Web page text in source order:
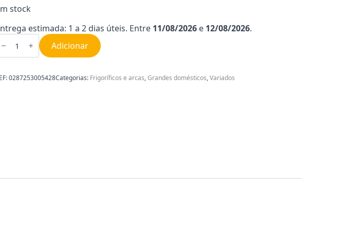
stock
estimada: 1 a 2 dias úteis. Entre 11/08/2026 e 12/08/2026.
de Adicionar
0287253005428Categorias: Frigoríficos e arcas,Grandes domésticos,Variados